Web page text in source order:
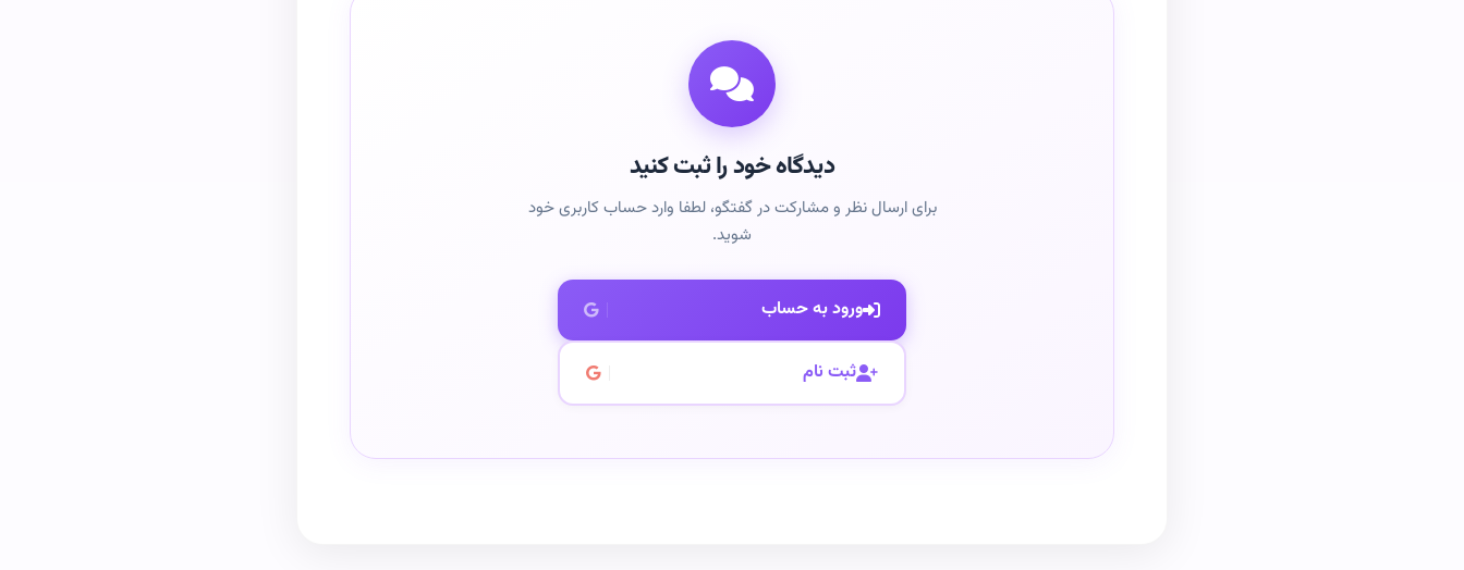
دیدگاه خود را ثبت کنید
برای ارسال نظر و مشارکت در گفتگو، لطفا وارد حساب کاربری خود
شوید.
ورود به حساب
ثبت نام